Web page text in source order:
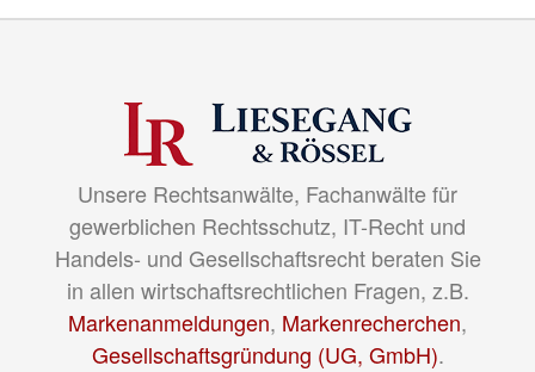
Unsere Rechtsanwälte, Fachanwälte für
gewerblichen Rechtsschutz, IT-Recht und
Handels- und Gesellschaftsrecht beraten Sie
in allen wirtschaftsrechtlichen Fragen, z.B.
Markenanmeldungen, Markenrecherchen,
Gesellschaftsgründung (UG, GmbH).